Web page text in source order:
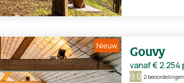
Gouvy
vanaf€ 2.254
9.0 2 beoordelingen
Nieuw